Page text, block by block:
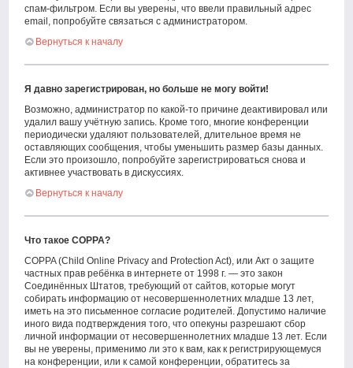
спам-фильтром. Если вы уверены, что ввели правильный адрес
email, попробуйте связаться с администратором.
Вернуться к началу
Я давно зарегистрирован, но больше не могу войти!
Возможно, администратор по какой-то причине деактивировал или
удалил вашу учётную запись. Кроме того, многие конференции
периодически удаляют пользователей, длительное время не
оставляющих сообщения, чтобы уменьшить размер базы данных.
Если это произошло, попробуйте зарегистрироваться снова и
активнее участвовать в дискуссиях.
Вернуться к началу
Что такое COPPA?
COPPA (Child Online Privacy and Protection Act), или Акт о защите
частных прав ребёнка в интернете от 1998 г. — это закон
Соединённых Штатов, требующий от сайтов, которые могут
собирать информацию от несовершеннолетних младше 13 лет,
иметь на это письменное согласие родителей. Допустимо наличие
иного вида подтверждения того, что опекуны разрешают сбор
личной информации от несовершеннолетних младше 13 лет. Если
вы не уверены, применимо ли это к вам, как к регистрирующемуся
на конференции, или к самой конференции, обратитесь за